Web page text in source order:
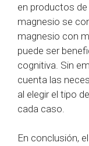
en productos
magnesio se
magnesio con
puede ser
cognitiva. Sin
cuenta las
al elegir el tipo
cada caso.
En conclusión, el